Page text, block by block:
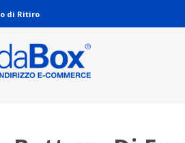
di Ritiro